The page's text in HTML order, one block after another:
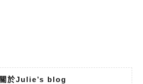
關於Julie’s blog